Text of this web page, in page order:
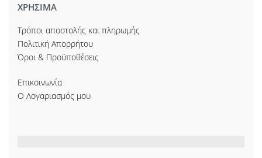
ΧΡΗΣΙΜΑ
Τρόποι αποστολής και πληρωμής
Πολιτική Απορρήτου
Όροι & Προϋποθέσεις
Επικοινωνία
Ο Λογαριασμός μου